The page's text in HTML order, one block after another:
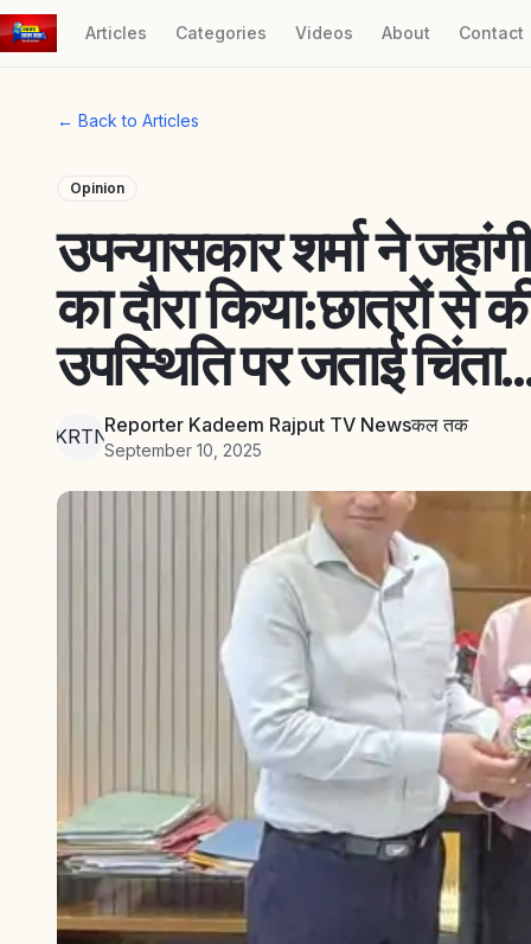
Articles Categories Videos About Contact
← Back to Articles
Opinion
उपन्यासकार शर्मा ने
का दौरा किया:छात्रों से
उपस्थिति पर जताई
RKRTNतReporter Kadeem Rajput TV Newsकल तक
September 10, 2025